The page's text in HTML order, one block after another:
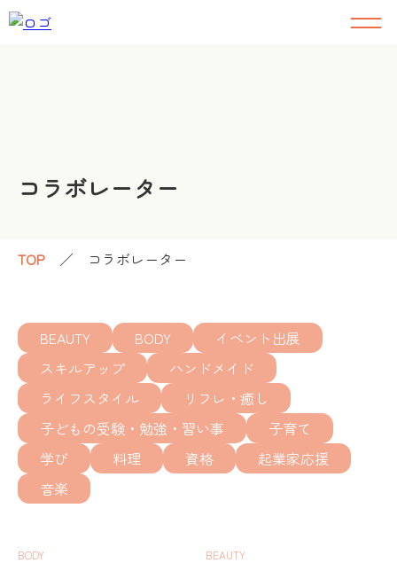
コラボレーター
TOP ／ コラボレーター
BEAUTY BODY
イベント出展
スキルアップ
ハンドメイド
ライフスタイル
リフレ・癒し
子どもの受験・勉強・習い事
子育て
学び
料理 資格
起業家応援
音楽
BODY BEAUTY